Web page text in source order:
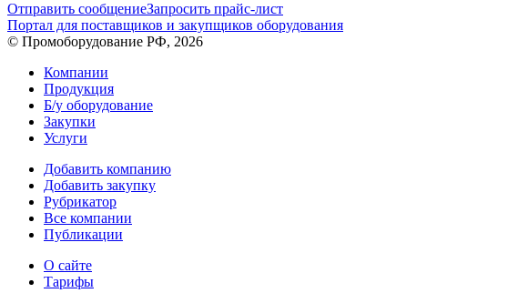
Отправить сообщениеЗапросить прайс-лист
Портал для поставщиков и закупщиков оборудования
© Промоборудование РФ, 2026
Компании
Продукция
Б/у оборудование
Закупки
Услуги
Добавить компанию
Добавить закупку
Рубрикатор
Все компании
Публикации
О сайте
Тарифы